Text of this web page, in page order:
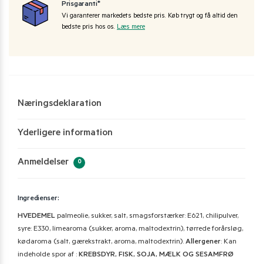
Prisgaranti*
Vi garanterer markedets bedste pris. Køb trygt og få altid den
bedste pris hos os. Læs mere
Næringsdeklaration
Yderligere information
Anmeldelser 0
Ingredienser:
HVEDEMEL palmeolie, sukker, salt, smagsforstærker: E621, chilipulver,
syre: E330, limearoma (sukker, aroma, maltodextrin), tørrede forårsløg,
kødaroma (salt, gærekstrakt, aroma, maltodextrin). Allergener: Kan
indeholde spor af : KREBSDYR, FISK, SOJA, MÆLK OG SESAMFRØ